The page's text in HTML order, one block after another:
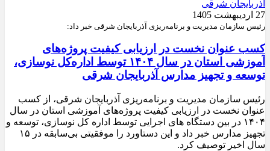
27 اردیبهشت 1405
رئیس سازمان مدیریت و برنامه‌ریزی آذربایجان شرقی خبر داد:
کسب عنوان نخست در ارزیابی کیفیت پروژه‌های
آموزشی استان در سال ۱۴۰۴ توسط اداره‌کل نوسازی،
توسعه و تجهیز مدارس آذربایجان شرقی
رئیس سازمان مدیریت و برنامه‌ریزی آذربایجان شرقی، از کسب
عنوان نخست در ارزیابی کیفیت پروژه‌های آموزشی استان در سال
۱۴۰۴ در بین دستگاه های اجرایی توسط اداره کل نوسازی، توسعه و
تجهیز مدارس خبر داد و این دستاورد را موفقیتی بی‌سابقه در ۱۵
سال اخیر توصیف کرد.